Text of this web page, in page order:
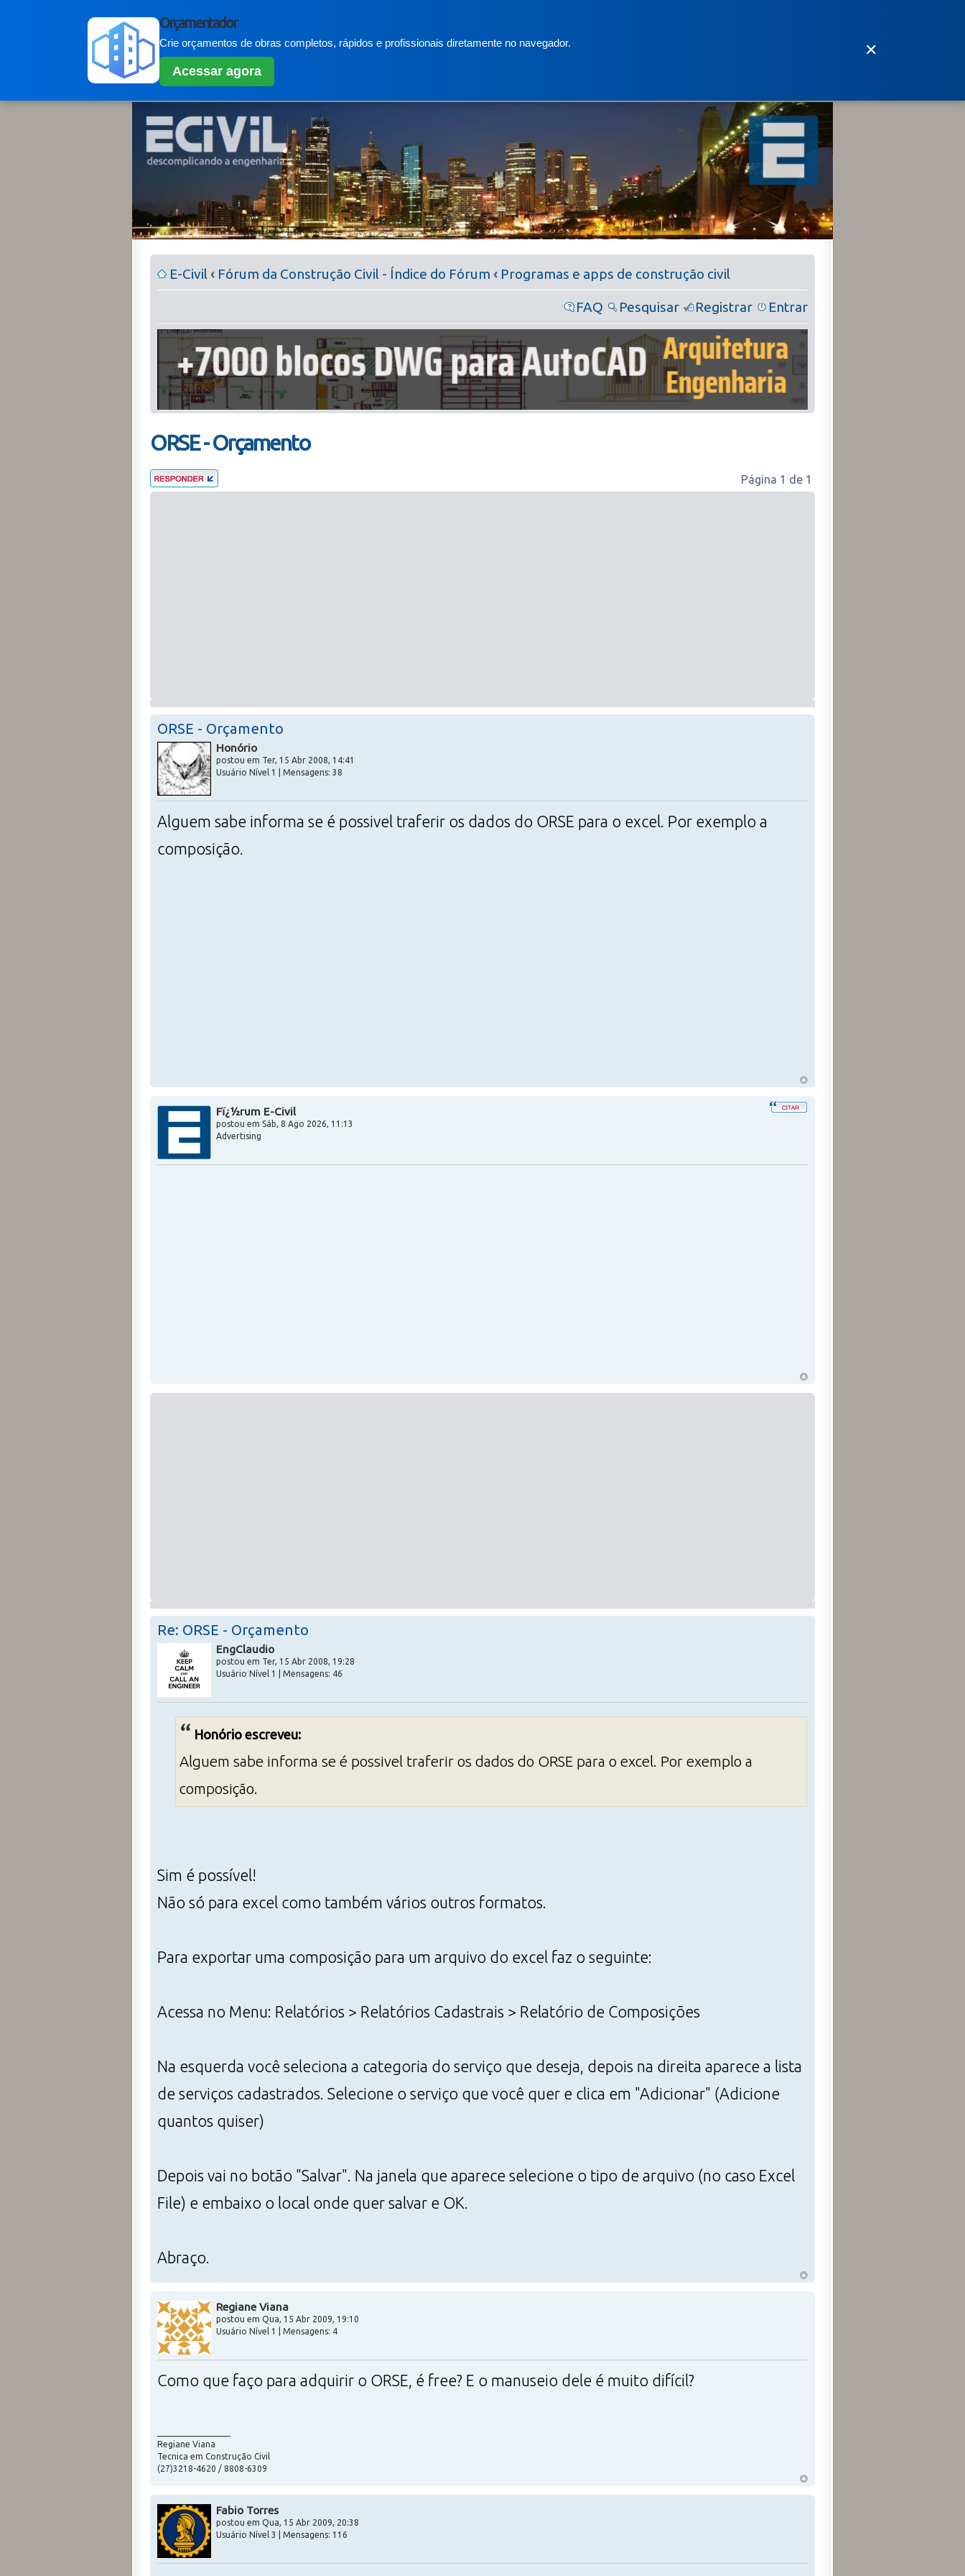
Orçamentador
Crie orçamentos de obras completos, rápidos e profissionais diretamente no navegador.
Acessar agora
✕
E-Civil‹ Fórum da Construção Civil - Índice do Fórum ‹ Programas e apps de construção civil
FAQ Pesquisar Registrar Entrar
ORSE - Orçamento
Página 1 de 1
ORSE - Orçamento
Honório
postou em Ter, 15 Abr 2008, 14:41
Usuário Nível 1 | Mensagens: 38
Alguem sabe informa se é possivel traferir os dados do ORSE para o excel. Por exemplo a
composição.
Fï¿½rum E-Civil
postou em Sáb, 8 Ago 2026, 11:13
Advertising
Re: ORSE - Orçamento
EngClaudio
postou em Ter, 15 Abr 2008, 19:28
Usuário Nível 1 | Mensagens: 46
Honório escreveu:
Alguem sabe informa se é possivel traferir os dados do ORSE para o excel. Por exemplo a
composição.
Sim é possível!
Não só para excel como também vários outros formatos.
Para exportar uma composição para um arquivo do excel faz o seguinte:
Acessa no Menu: Relatórios > Relatórios Cadastrais > Relatório de Composições
Na esquerda você seleciona a categoria do serviço que deseja, depois na direita aparece a lista
de serviços cadastrados. Selecione o serviço que você quer e clica em "Adicionar" (Adicione
quantos quiser)
Depois vai no botão "Salvar". Na janela que aparece selecione o tipo de arquivo (no caso Excel
File) e embaixo o local onde quer salvar e OK.
Abraço.
Regiane Viana
postou em Qua, 15 Abr 2009, 19:10
Usuário Nível 1 | Mensagens: 4
Como que faço para adquirir o ORSE, é free? E o manuseio dele é muito difícil?
Regiane Viana
Tecnica em Construção Civil
(27)3218-4620 / 8808-6309
Fabio Torres
postou em Qua, 15 Abr 2009, 20:38
Usuário Nível 3 | Mensagens: 116